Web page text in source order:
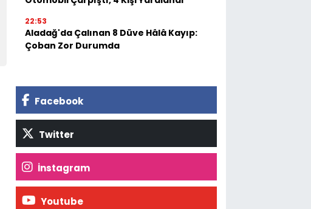
22:53
Aladağ'da Çalınan 8 Düve Hâlâ Kayıp:
Çoban Zor Durumda
Facebook
Twitter
İnstagram
Youtube